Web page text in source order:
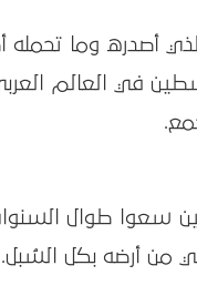
أصدره وما
في العالم
سعوا طوال
من أرضه بكل السُبل.